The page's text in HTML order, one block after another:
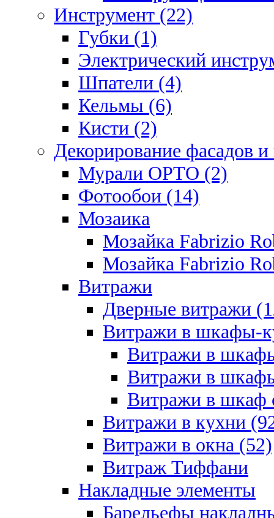
Инструмент (22)
Губки (1)
Электрический
Шпатели (4)
Кельмы (6)
Кисти (2)
Декорирование фасадов и
Мурали ОРТО (2)
Фотообои (14)
Мозаика
Мозайка Fabrizio
Мозайка Fabrizio
Витражи
Дверные витражи
Витражи в шкафы-
Витражи в
Витражи в
Витражи в шкаф
Витражи в кухни
Витражи в окна (52)
Витраж Тиффани
Накладные элементы
Барельефы